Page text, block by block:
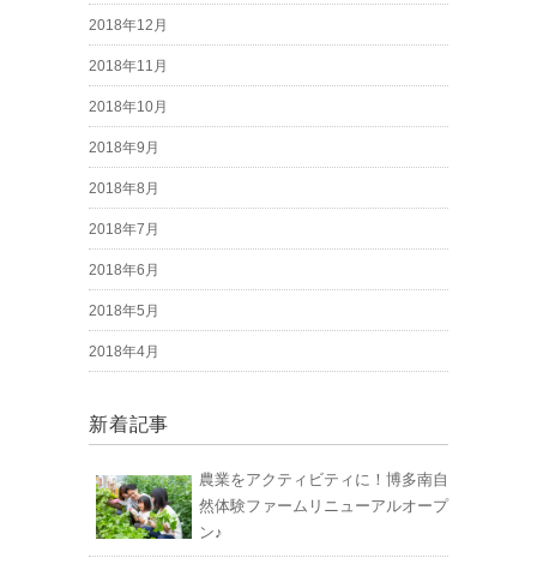
2018年12月
2018年11月
2018年10月
2018年9月
2018年8月
2018年7月
2018年6月
2018年5月
2018年4月
新着記事
農業をアクティビティに！博多南自
然体験ファームリニューアルオープ
ン♪